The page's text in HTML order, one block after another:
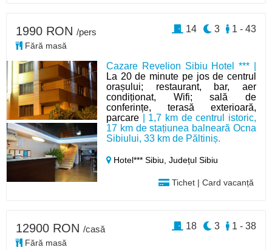
Cazare Revelion Sibiu Hotel *** |
La 20 de minute pe jos de centrul
orașului; restaurant, bar, aer
condiționat, Wifi; sală de
conferințe, terasă exterioară,
parcare | 1,7 km de centrul istoric,
17 km de stațiunea balneară Ocna
Sibiului, 33 km de Păltiniș.
Hotel*** Sibiu,Județul Sibiu
Tichet | Card vacanță
1990 RON /pers
Fără masă
1 - 43
3
14
12900 RON /casă
Fără masă
1 - 38
3
18